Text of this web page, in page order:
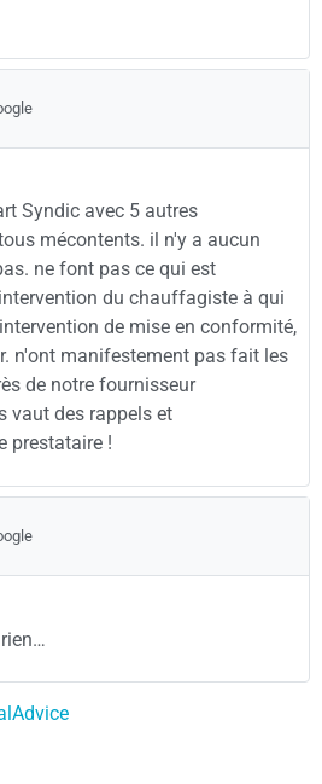
Syndic avec 5 autres
mécontents. il n'y a aucun
ne font pas ce qui est
du chauffagiste à qui
de mise en conformité,
n'ont manifestement pas fait les
de notre fournisseur
vaut des rappels et
prestataire !